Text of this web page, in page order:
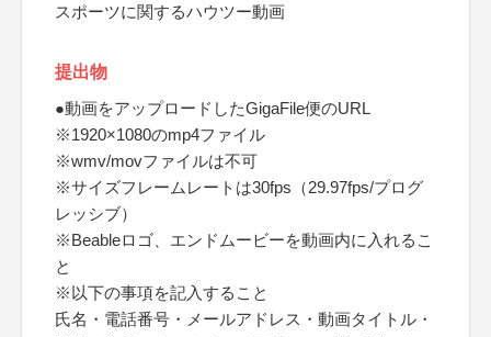
スポーツに関するハウツー動画
提出物
●動画をアップロードしたGigaFile便のURL
※1920×1080のmp4ファイル
※wmv/movファイルは不可
※サイズフレームレートは30fps（29.97fps/プログ
レッシブ）
※Beableロゴ、エンドムービーを動画内に入れるこ
と
※以下の事項を記入すること
氏名・電話番号・メールアドレス・動画タイトル・